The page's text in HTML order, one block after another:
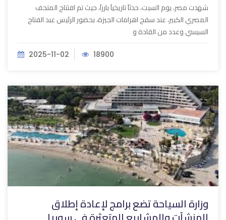
شهدت مصر، يوم السبت، حدثاَ تاريخياَ بارزاَ، حيث تم افتتاح المتحف
المصري الكبير، عند سفح اهرامات الجيزة، بحضور الرئيس عبد الفتاح
السيسي وعدد من القادة و
2025-11-02 18900
وزارة السياحة تضع برامج لإعادة إطلاق